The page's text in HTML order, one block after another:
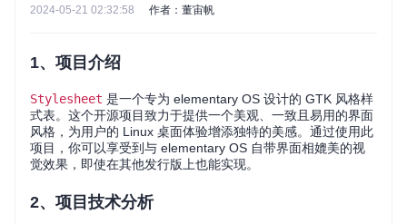
2024-05-21 02:32:58 作者：董宙帆
1、项目介绍
Stylesheet 是一个专为 elementary OS 设计的 GTK 风格样
式表。这个开源项目致力于提供一个美观、一致且易用的界面
风格，为用户的 Linux 桌面体验增添独特的美感。通过使用此
项目，你可以享受到与 elementary OS 自带界面相媲美的视
觉效果，即使在其他发行版上也能实现。
2、项目技术分析